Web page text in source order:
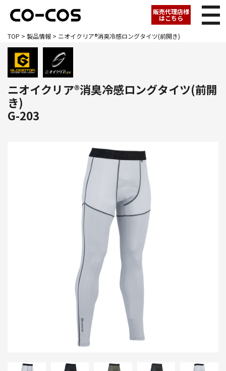
販売代理店様
はこちら
TOP > 製品情報 > ニオイクリア®消臭冷感ロングタイツ(前開き)
ニオイクリア®消臭冷感ロングタイツ(前開
き)
G-203